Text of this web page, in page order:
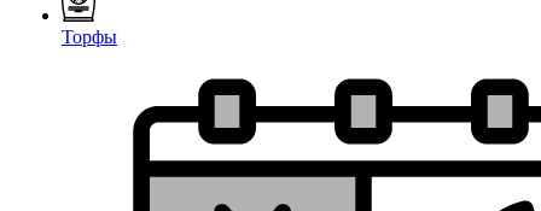
Торфы